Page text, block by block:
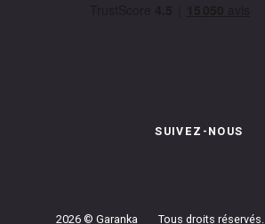
SUIVEZ-NOUS
2026 © Garanka Tous droits réservés.